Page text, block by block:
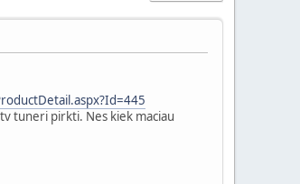
tuneri pirkti. Nes kiek maciau